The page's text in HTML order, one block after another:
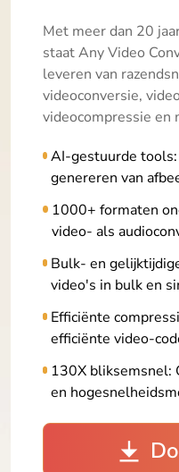
Met meer dan 20
staat Any Video
leveren van
videoconversie,
videocompressie en
AI-gestuurde
genereren van
1000+ formaten
video- als
Bulk- en
video's in bulk en
Efficiënte
efficiënte video-
130X bliksemsnel:
en